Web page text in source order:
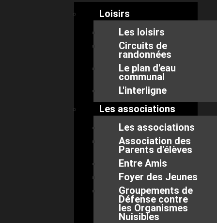
Loisirs
Les loisirs
Circuits de
randonnées
Le plan d'eau
communal
L'interligne
Les associations
Les associations
Association des
Parents d'élèves
Entre Amis
Foyer des Jeunes
Groupements de
Défense contre
les Organismes
Nuisibles